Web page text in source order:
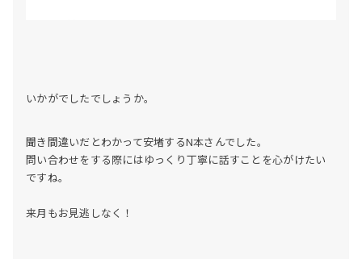
いかがでしたでしょうか。
聞き間違いだとわかって安堵するN本さんでした。
問い合わせをする際にはゆっくり丁寧に話すことを心がけたい
ですね。
来月もお見逃しなく！